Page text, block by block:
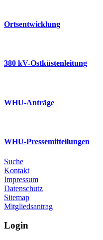
Ortsentwicklung
380 kV-Ostküstenleitung
WHU-Anträge
WHU-Pressemitteilungen
Suche
Kontakt
Impressum
Datenschutz
Sitemap
Mitgliedsantrag
Login